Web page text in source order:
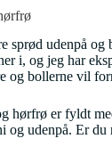
sprød udenpå
i, og jeg har
og bollerne vil
hørfrø er fyldt
og udenpå. Er